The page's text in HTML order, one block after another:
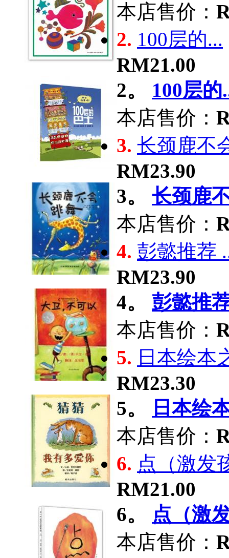
本店售价：
2. 100层的...
RM21.00
2。
100层的
本店售价：
3. 长颈鹿不
RM23.90
3。
长颈鹿
本店售价：
4. 彭懿推荐
RM23.90
4。
彭懿推
本店售价：
5. 日本绘本
RM23.30
5。
日本绘
本店售价：
6. 点（激发
RM21.00
6。
点（激
本店售价：